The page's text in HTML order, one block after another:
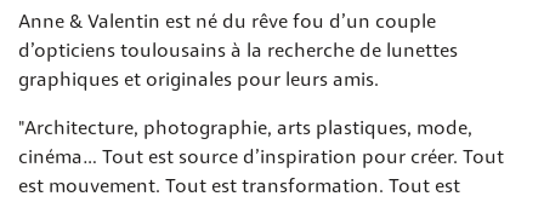
Anne & Valentin est né du rêve fou d’un couple
d’opticiens toulousains à la recherche de lunettes
graphiques et originales pour leurs amis.
"Architecture, photographie, arts plastiques, mode,
cinéma… Tout est source d’inspiration pour créer. Tout
est mouvement. Tout est transformation. Tout est